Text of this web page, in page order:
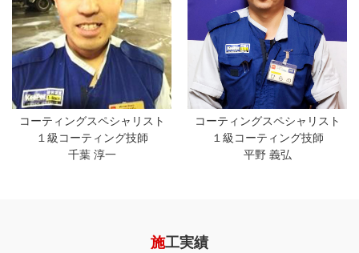
コーティングスペシャリスト
１級コーティング技師
千葉 淳一
コーティングスペシャリスト
１級コーティング技師
平野 義弘
施工実績